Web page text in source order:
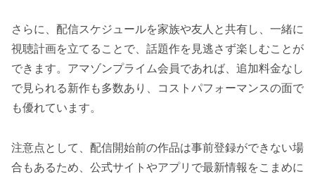
さらに、配信スケジュールを家族や友人と共有し、一緒に
視聴計画を立てることで、話題作を見逃さず楽しむことが
できます。アマゾンプライム会員であれば、追加料金なし
で見られる新作も多数あり、コストパフォーマンスの面で
も優れています。
注意点として、配信開始前の作品は事前登録ができない場
合もあるため、公式サイトやアプリで最新情報をこまめに